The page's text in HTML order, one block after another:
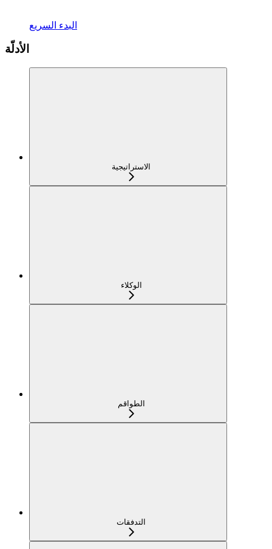
البدء السريع
الأدلّة
الاستراتيجية
الوكلاء
الطواقم
التدفقات